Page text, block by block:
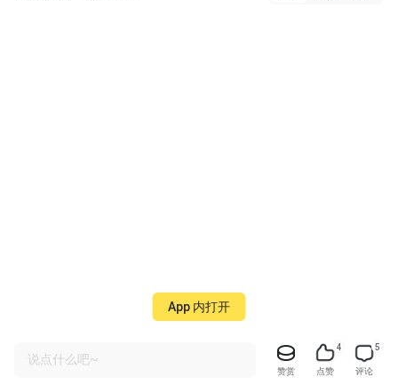
说点什么吧~
赞赏
4
点赞
5
评论
App 内打开